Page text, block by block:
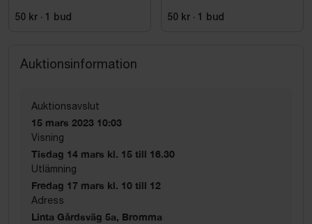
50 kr · 1 bud 50 kr · 1 bud
Auktionsinformation
Auktionsavslut
15 mars 2023 10:03
Visning
Tisdag 14 mars kl. 15 till 16.30
Utlämning
Fredag 17 mars kl. 10 till 12
Adress
Linta Gårdsväg 5a, Bromma